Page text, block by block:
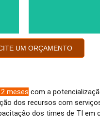
UM ORÇAMENTO
meses com a
dos recursos com
dos times de TI